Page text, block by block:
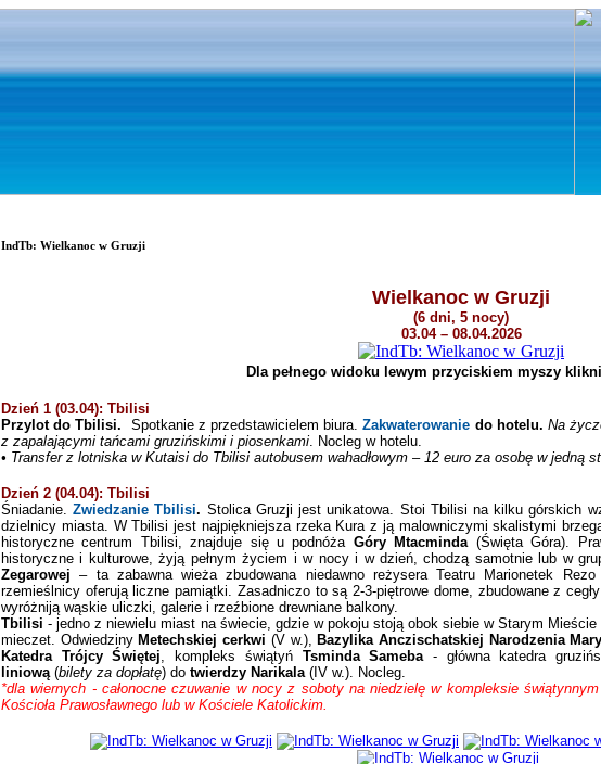
IndTb: Wielkanoc w Gruzji
Wielkanoc w Gruzji
(6 dni, 5 nocy)
03.04 – 08.04.2026
Dla pełnego widoku lewym przyciskiem myszy
Dzień 1 (03.04): Tbilisi
Przylot do Tbilisi.
Spotkanie z przedstawicielem biura.Zakwaterowanie do hotelu. Na
z zapalającymi tańcami gruzińskimi i piosenkami. Nocleg w hotelu.
• Transfer z lotniska w Kutaisi do Tbilisi autobusem wahadłowym – 12 euro za osobę w jedną
Dzień 2 (04.04): Tbilisi
Śniadanie.Zwiedzanie Tbilisi. Stolica Gruzji jest unikatowa. Stoi Tbilisi na kilku górskich
dzielnicy miasta. W Tbilisi jest najpiękniejsza rzeka Kura z ją malowniczymi skalistymi
historyczne centrum Tbilisi, znajduje się u podnóża Góry Mtacminda(Święta Góra).
historyczne i kulturowe, żyją pełnym życiem i w nocy i w dzień, chodzą samotnie lub w
Zegarowej – ta zabawna wieża zbudowana niedawno reżysera Teatru Marionetek
rzemieślnicy oferują liczne pamiątki. Zasadniczo to są 2-3-piętrowe dome, zbudowane z
wyróżniją wąskie uliczki, galerie i rzeźbione drewniane balkony.
Tbilisi - jedno z niewielu miast na świecie, gdzie w pokoju stoją obok siebie w Starym Mieście
mieczet. Odwiedziny Metechskiej cerkwi (V w.), Bazylika Anczischatskiej Narodzenia
Katedra Trójcy Świętej, kompleks świątyń Tsminda Sameba- główna katedra
liniową(bilety za dopłatę) do twierdzy Narikala(IV w.). Nocleg.
*dla wiernych - całonocne czuwanie w nocy z soboty na niedzielę w kompleksie
Kościoła Prawosławnego lub w Kościele Katolickim.